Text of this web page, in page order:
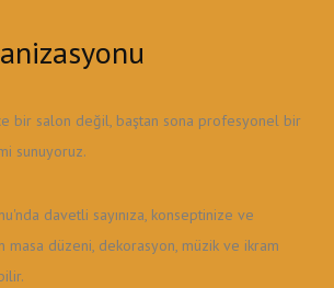
bir salon değil, baştan sona profesyonel bir
sunuyoruz.
davetli sayınıza, konseptinize ve
düzeni, dekorasyon, müzik ve ikram